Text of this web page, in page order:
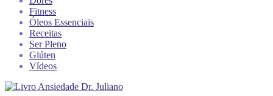
Fitness
Óleos Essenciais
Receitas
Ser Pleno
Glúten
Vídeos